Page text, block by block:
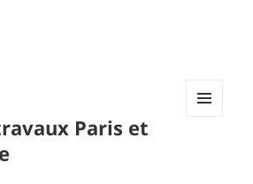
Paris et